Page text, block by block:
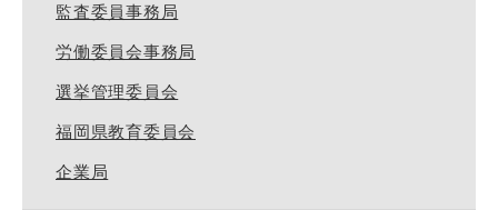
監査委員事務局
労働委員会事務局
選挙管理委員会
福岡県教育委員会
企業局